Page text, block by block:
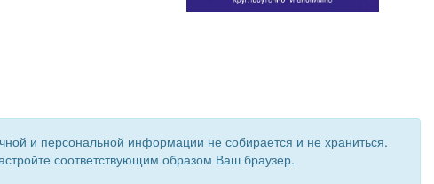
Сайт создан при поддержке «Информационная сеть RD
и персональной информации не собирается и не храниться.
соответствующим образом Ваш браузер.